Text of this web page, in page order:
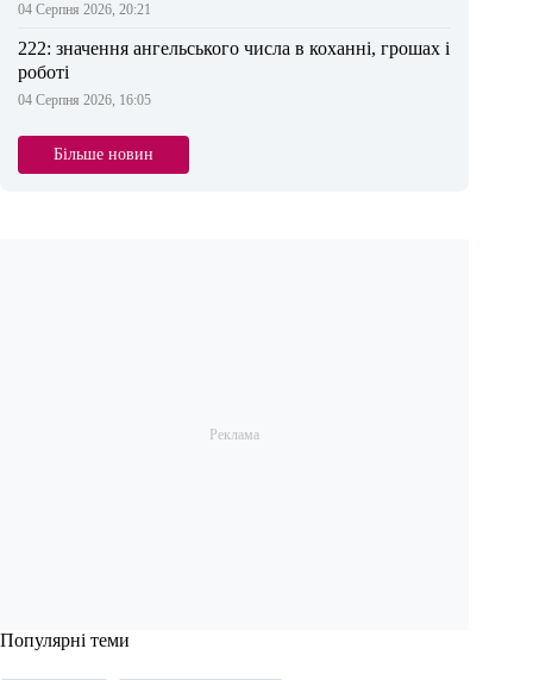
04 Серпня 2026, 20:21
222: значення ангельського числа в коханні, грошах і
роботі
04 Серпня 2026, 16:05
Більше новин
Популярні теми